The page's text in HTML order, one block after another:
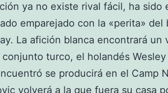
ya no existe rival fácil, ha sido
emparejado con la «perita» del
La afición blanca encontrará
turco, el holandés Wesley
se producirá en el Camp
volverá a la que fuera su casa